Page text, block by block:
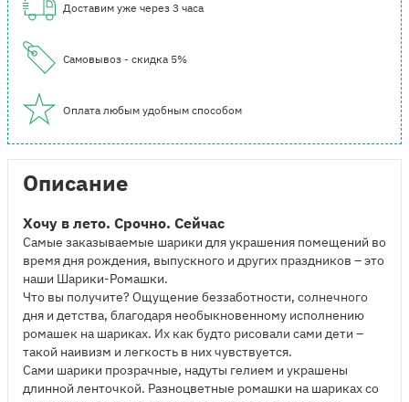
Доставим уже через 3 часа
Самовывоз - скидка 5%
Оплата любым удобным способом
Описание
Хочу в лето. Срочно. Сейчас
Самые заказываемые шарики для украшения помещений во
время дня рождения, выпускного и других праздников – это
наши Шарики-Ромашки.
Что вы получите? Ощущение беззаботности, солнечного
дня и детства, благодаря необыкновенному исполнению
ромашек на шариках. Их как будто рисовали сами дети –
такой наивизм и легкость в них чувствуется.
Сами шарики прозрачные, надуты гелием и украшены
длинной ленточкой. Разноцветные ромашки на шариках со